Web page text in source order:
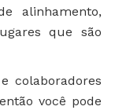
alinhamento,
que são
colaboradores
você pode